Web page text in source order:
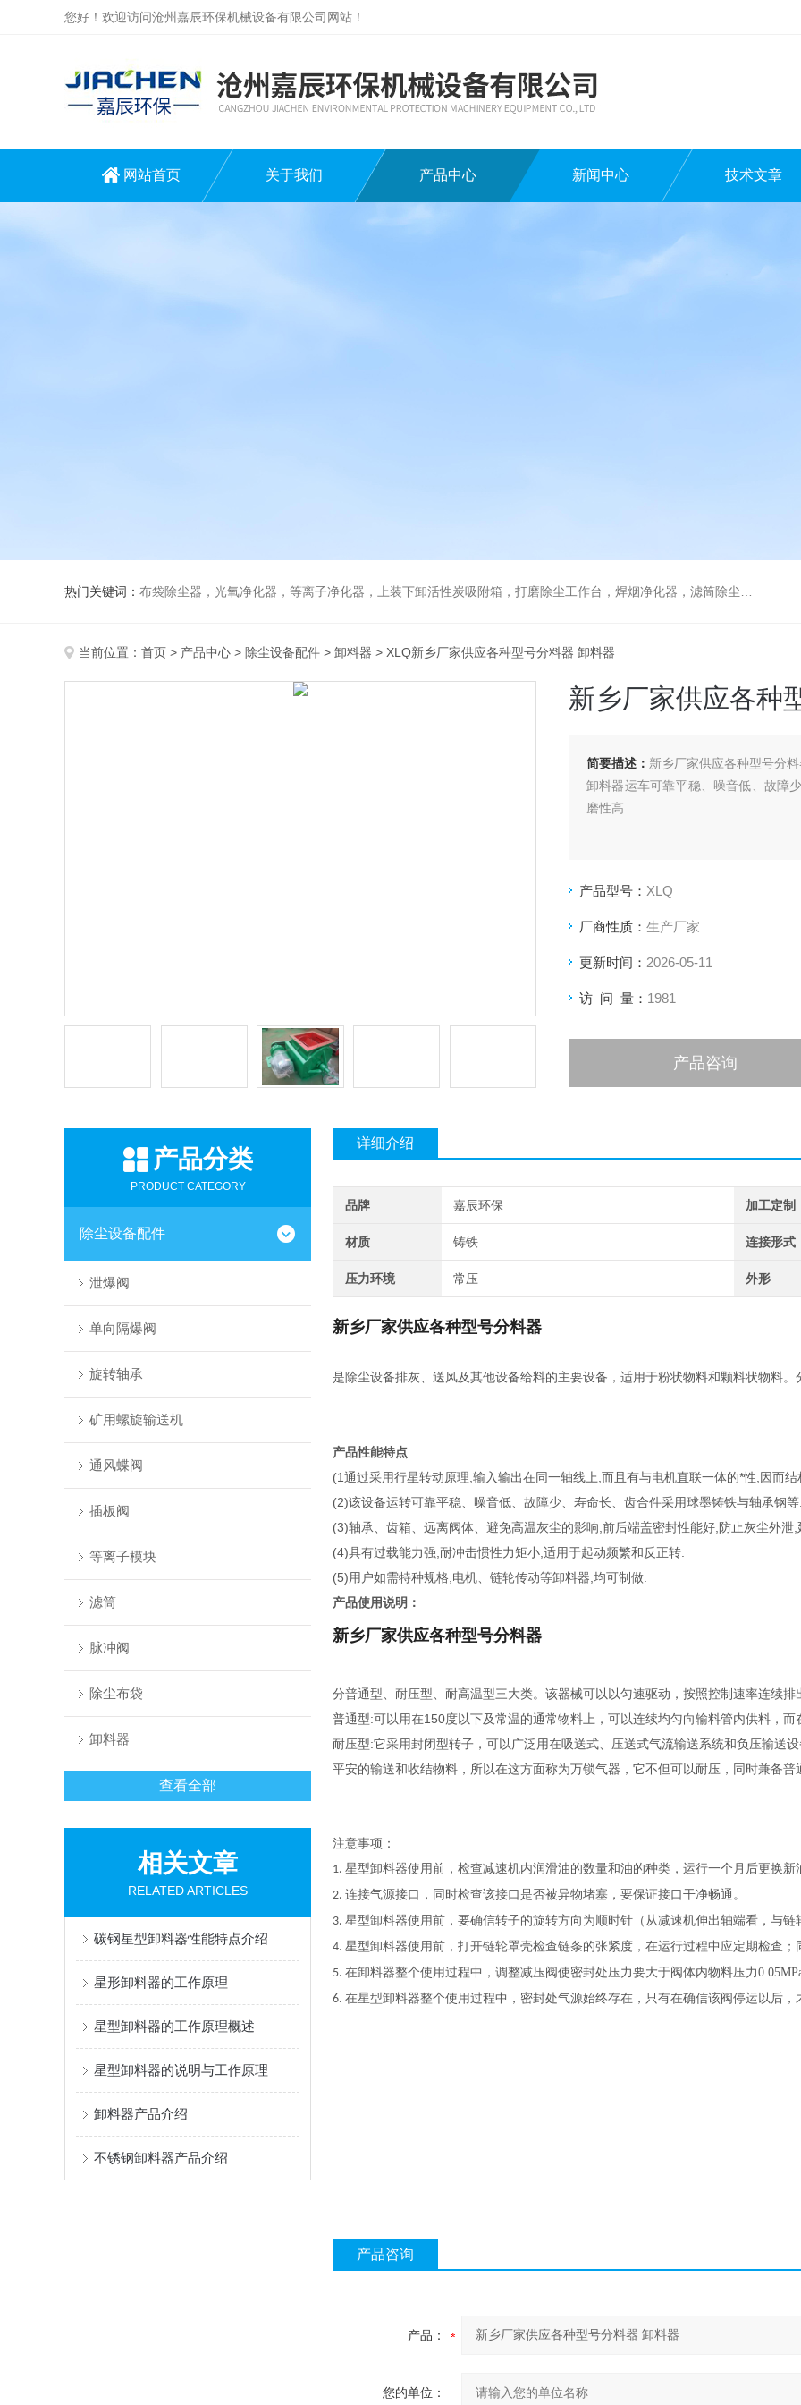
您好！欢迎访问沧州嘉辰环保机械设备有限公司网站！
网站首页 关于我们 产品中心 新闻中心 技术文章
热门关键词： 布袋除尘器，光氧净化器，等离子净化器，上装下卸活性炭吸附箱，打磨除尘工作台，焊烟净化器，滤筒除尘器，旋风除尘器，除尘设备配件，喷淋塔
当前位置： 首页 > 产品中心 > 除尘设备配件 > 卸料器 > XLQ新乡厂家供应各种型号分料器 卸料器
新乡厂家供应各种
简要描述： 新乡厂家供应各种型号分
卸料器运车可靠平稳、噪音低、故障
磨性高
产品型号： XLQ
厂商性质： 生产厂家
更新时间： 2026-05-11
访 问 量： 1981
产品咨询
产品分类
PRODUCT CATEGORY
除尘设备配件
泄爆阀
单向隔爆阀
旋转轴承
矿用螺旋输送机
通风蝶阀
插板阀
等离子模块
滤筒
脉冲阀
除尘布袋
卸料器
查看全部
相关文章
RELATED ARTICLES
碳钢星型卸料器性能特点介绍
星形卸料器的工作原理
星型卸料器的工作原理概述
星型卸料器的说明与工作原理
卸料器产品介绍
不锈钢卸料器产品介绍
详细介绍
品牌 嘉辰环保 加工定制
材质 铸铁 连接形式
压力环境 常压 外形
新乡厂家供应各种型号分料器
是除尘设备排灰、送风及其他设备给料的主要设备，适用于粉状物料和颗料状物料
产品性能特点
(1通过采用行星转动原理,输入输出在同一轴线上,而且有与电机直联一体的*性,因而
(2)该设备运转可靠平稳、噪音低、故障少、寿命长、齿合件采用球墨铸铁与轴承钢
(3)轴承、齿箱、远离阀体、避免高温灰尘的影响,前后端盖密封性能好,防止灰尘外泄
(4)具有过载能力强,耐冲击惯性力矩小,适用于起动频繁和反正转.
(5)用户如需特种规格,电机、链轮传动等卸料器,均可制做.
产品使用说明：
新乡厂家供应各种型号分料器
分普通型、耐压型、耐高温型三大类。该器械可以以匀速驱动，按照控制速率连续
普通型:可以用在150度以下及常温的通常物料上，可以连续均匀向输料管内供料，
耐压型:它采用封闭型转子，可以广泛用在吸送式、压送式气流输送系统和负压输送
平安的输送和收结物料，所以在这方面称为万锁气器，它不但可以耐压，同时兼备普
注意事项：
1. 星型卸料器使用前，检查减速机内润滑油的数量和油的种类，运行一个月后更换新
2. 连接气源接口，同时检查该接口是否被异物堵塞，要保证接口干净畅通。
3. 星型卸料器使用前，要确信转子的旋转方向为顺时针（从减速机伸出轴端看，与链
4. 星型卸料器使用前，打开链轮罩壳检查链条的张紧度，在运行过程中应定期检查
5. 在卸料器整个使用过程中，调整减压阀使密封处压力要大于阀体内物料压力
6. 在星型卸料器整个使用过程中，密封处气源始终存在，只有在确信该阀停运以后，
产品咨询
产品：
您的单位：